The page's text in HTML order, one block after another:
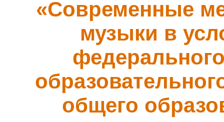
«Современные
музыки в
общего